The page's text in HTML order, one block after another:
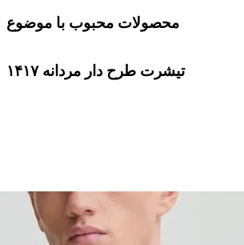
محصولات محبوب با موضوع
تیشرت طرح دار مردانه ۱۴۱۷